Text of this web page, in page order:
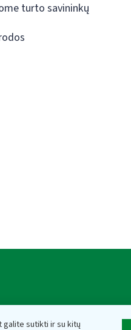
galite sutikti ir su kitų
turto savininkų